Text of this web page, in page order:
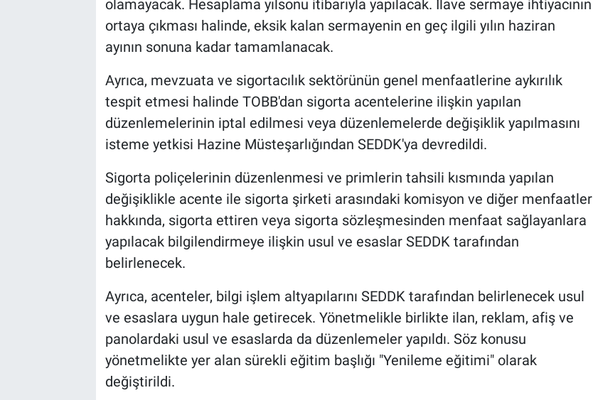
olamayacak. Hesaplama yılsonu itibarıyla yapılacak. İlave sermaye ihtiyacının
ortaya çıkması halinde, eksik kalan sermayenin en geç ilgili yılın haziran
ayının sonuna kadar tamamlanacak.
Ayrıca, mevzuata ve sigortacılık sektörünün genel menfaatlerine aykırılık
tespit etmesi halinde TOBB'dan sigorta acentelerine ilişkin yapılan
düzenlemelerinin iptal edilmesi veya düzenlemelerde değişiklik yapılmasını
isteme yetkisi Hazine Müsteşarlığından SEDDK'ya devredildi.
Sigorta poliçelerinin düzenlenmesi ve primlerin tahsili kısmında yapılan
değişiklikle acente ile sigorta şirketi arasındaki komisyon ve diğer menfaatler
hakkında, sigorta ettiren veya sigorta sözleşmesinden menfaat sağlayanlara
yapılacak bilgilendirmeye ilişkin usul ve esaslar SEDDK tarafından
belirlenecek.
Ayrıca, acenteler, bilgi işlem altyapılarını SEDDK tarafından belirlenecek usul
ve esaslara uygun hale getirecek. Yönetmelikle birlikte ilan, reklam, afiş ve
panolardaki usul ve esaslarda da düzenlemeler yapıldı. Söz konusu
yönetmelikte yer alan sürekli eğitim başlığı "Yenileme eğitimi" olarak
değiştirildi.